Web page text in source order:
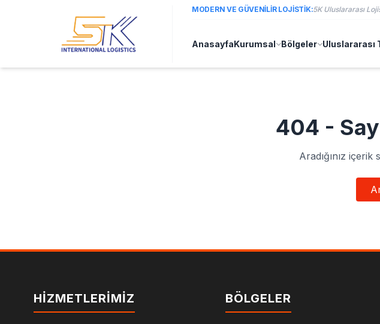
MODERN VE GÜVENILIR LOJISTIK:5K Uluslararası
AnasayfaKurumsal Bölgeler Uluslararası
404 -
Aradığınız içerik
HIZMETLERIMIZ BÖLGELER